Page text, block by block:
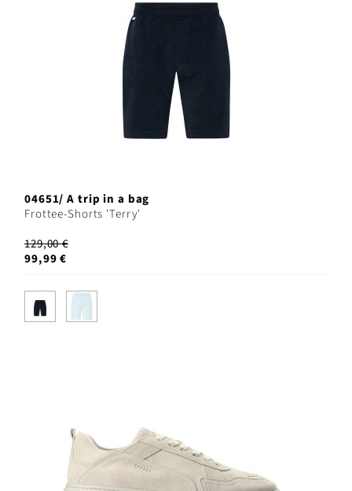
04651/ A trip in a bag
Frottee-Shorts 'Terry'
129,00 €
99,99 €